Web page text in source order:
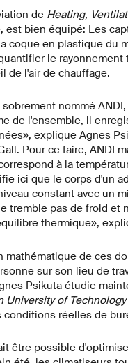
de Heating,
est bien équipé: Les
coque en plastique du
le
de l'air de chauffage.
nommé
de l'ensemble, il
explique Agnes
Pour ce faire, ANDI
à la
ici que le corps d'un
constant avec un
tremble pas de froid et
thermique»,
mathématique de ces
sur son lieu de
Psikuta étudie
University of Technology
conditions réelles de
être possible